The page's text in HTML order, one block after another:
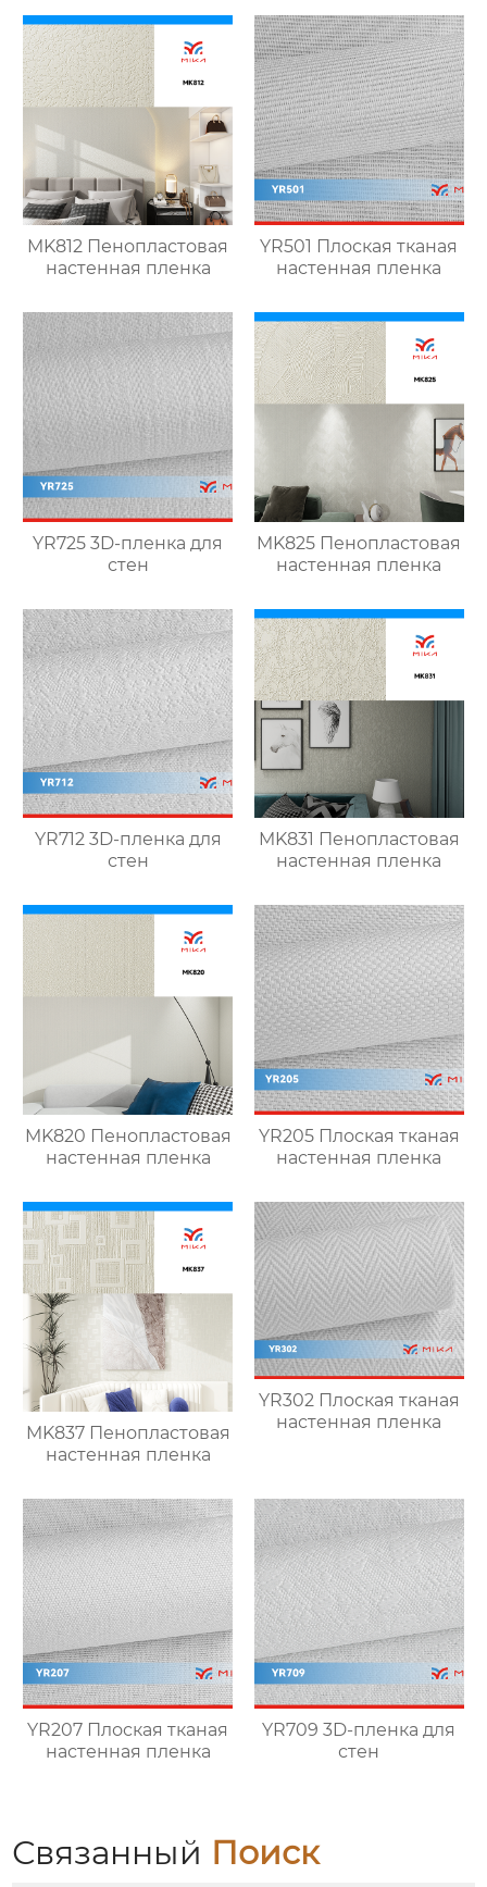
MK812 Пенопластовая
настенная пленка
YR501 Плоская тканая
настенная пленка
YR725 3D-пленка для
стен
MK825 Пенопластовая
настенная пленка
YR712 3D-пленка для
стен
MK831 Пенопластовая
настенная пленка
MK820 Пенопластовая
настенная пленка
YR205 Плоская тканая
настенная пленка
MK837 Пенопластовая
настенная пленка
YR302 Плоская тканая
настенная пленка
YR207 Плоская тканая
настенная пленка
YR709 3D-пленка для
стен
Связанный Поиск